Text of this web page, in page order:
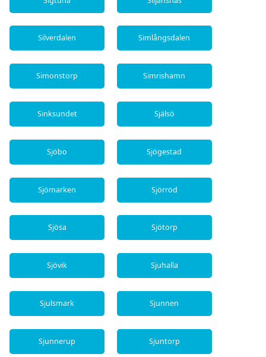
Silverdalen Simlångsdalen
Simonstorp Simrishamn
Sinksundet Själsö
Sjöbo Sjögestad
Sjömarken Sjörröd
Sjösa Sjötorp
Sjövik Sjuhalla
Sjulsmark Sjunnen
Sjunnerup Sjuntorp